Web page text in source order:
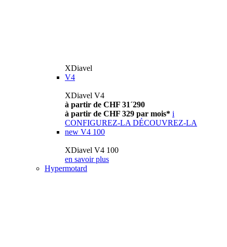
XDiavel
V4
XDiavel V4
à partir de CHF 31´290
à partir de CHF 329 par mois* i
CONFIGUREZ-LA DÉCOUVREZ-LA
new V4 100
XDiavel V4 100
en savoir plus
Hypermotard